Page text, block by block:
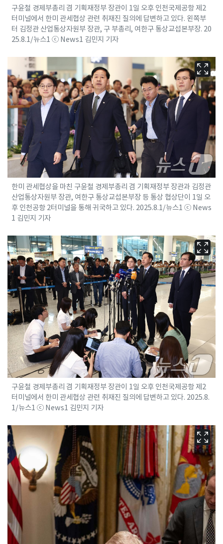
구윤철 경제부총리 겸 기획재정부 장관이 1일 오후 인천국제공항 제2
터미널에서 한미 관세협상 관련 취재진 질의에 답변하고 있다. 왼쪽부
터 김정관 산업통상자원부 장관, 구 부총리, 여한구 통상교섭본부장. 20
25.8.1/뉴스1 ⓒ News1 김민지 기자
한미 관세협상을 마친 구윤철 경제부총리 겸 기획재정부 장관과 김정관
산업통상자원부 장관, 여한구 통상교섭본부장 등 통상 협상단이 1일 오
후 인천공항 2터미널을 통해 귀국하고 있다. 2025.8.1/뉴스1 ⓒ News
1 김민지 기자
구윤철 경제부총리 겸 기획재정부 장관이 1일 오후 인천국제공항 제2
터미널에서 한미 관세협상 관련 취재진 질의에 답변하고 있다. 2025.8.
1/뉴스1 ⓒ News1 김민지 기자